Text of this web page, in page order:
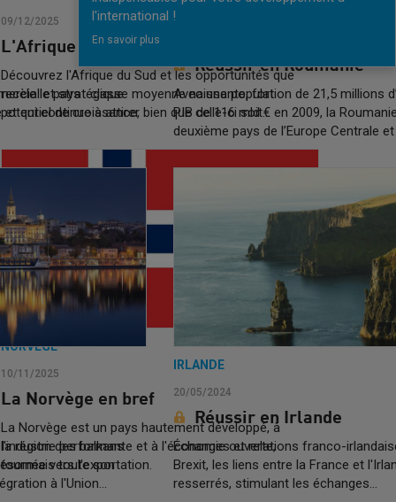
09/12/2025
L'Afrique du Sud en bref
Découvrez l'Afrique du Sud et les opportunités que
recèle le pays : classe moyenne naissante, fort
potentiel de croissance, bien que celle-ci soit…
NORVÈGE
10/11/2025
La Norvège en bref
La Norvège est un pays hautement développé, à
l'industrie performante et à l'économie ouverte,
tournée vers l'exportation.
et stratégique
et qui continue à attirer
ROUMANIE
Réussir en Roumanie
Avec une population de 21,5 millions
PIB de 116 mld € en 2009, la
deuxième pays de l’Europe Centrale
région des balkans
toute son
à l'Union…
IRLANDE
20/05/2024
Réussir en Irlande
Échanges et relations franco-
Brexit, les liens entre la France et
resserrés, stimulant les échanges…
l'international !
En savoir plus